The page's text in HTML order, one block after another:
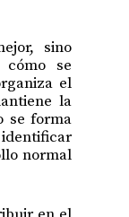
sino
cómo se
el
la
se forma
normal